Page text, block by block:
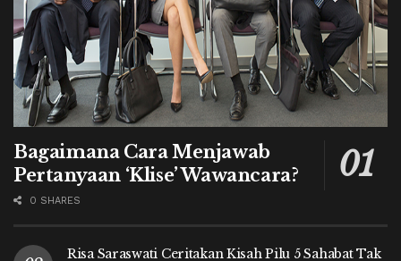
Bagaimana Cara Menjawab
Pertanyaan ‘Klise’ Wawancara?
0 SHARES
Risa Saraswati Ceritakan Kisah Pilu 5 Sahabat Tak